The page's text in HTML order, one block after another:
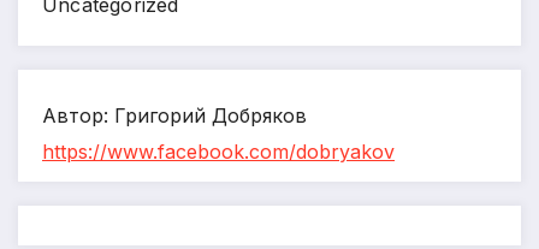
Uncategorized
Автор: Григорий Добряков
https://www.facebook.com/dobryakov